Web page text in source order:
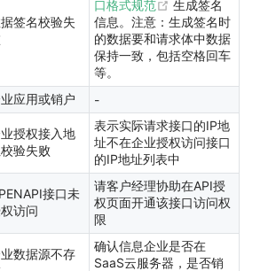
签名校验失
口格式规范
(opens new
生成签名
信息。注意：生成签名时
的数据要和请求体中数据
保持一致，包括空格回车
等。
应用或销户 -
授权接入地
验失败
表示实际请求接口的IP地
址不在企业授权访问接口
的IP地址列表中
接口未
访问
请客户经理协助在API授
权页面开通该接口访问权
限
数据源不存
确认信息企业是否在
SaaS云服务器，是否销